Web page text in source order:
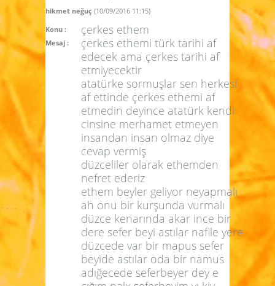
hikmet neğuç (10/09/2016 11:15)
Konu :
çerkes ethem
Mesaj :
çerkes ethemi türk tarihi af
edecek ama çerkes tarihi af
etmiyecektir
atatürke sormuşlar sen herkesi
af ettinde çerkes ethemi af
etmedin deyince atatürk kendi
cinsine merhamet etmeyen
insandan insan olmaz diye
cevap vermiş
düzceliler olarak ethemden
nefret ederiz
ethem beyler geliyor neyapmalı
ah onu bir kurşunda vurmalı
düzce kenarında akar ince bir
dere sefer beyi astılar nafile yere
düzcede var bir mapus sefer
beyide astılar oda bir namus
adığecede seferbeyer dey e